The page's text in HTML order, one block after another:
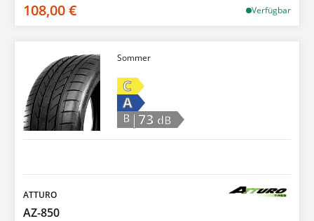
108,00 € Verfügbar
Sommer
C
A
B |73 dB
ATTURO
AZ-850